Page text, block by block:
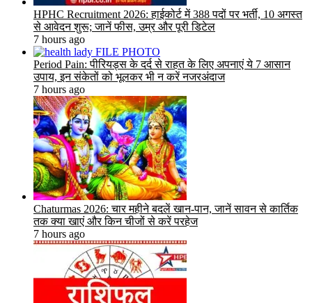
HPHC Recruitment 2026: हाईकोर्ट में 388 पदों पर भर्ती, 10 अगस्त
से आवेदन शुरू; जानें फीस, उम्र और पूरी डिटेल
7 hours ago
Period Pain: पीरियड्स के दर्द से राहत के लिए अपनाएं ये 7 आसान
उपाय, इन संकेतों को भूलकर भी न करें नजरअंदाज
7 hours ago
Chaturmas 2026: चार महीने बदलें खान-पान, जानें सावन से कार्तिक
तक क्या खाएं और किन चीजों से करें परहेज
7 hours ago